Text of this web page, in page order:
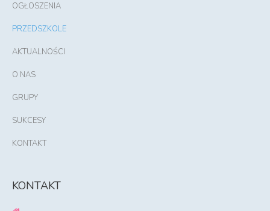
OGŁOSZENIA
PRZEDSZKOLE
AKTUALNOŚCI
O NAS
GRUPY
SUKCESY
KONTAKT
KONTAKT